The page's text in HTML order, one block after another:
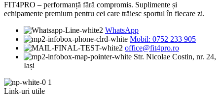
FIT4PRO – performanță fără compromis. Suplimente și
echipamente premium pentru cei care trăiesc sportul în fiecare zi.
WhatsApp
Mobil: 0752 233 905
office@fit4pro.ro
Str. Nicolae Costin, nr. 24,
Iași
Link-uri utile